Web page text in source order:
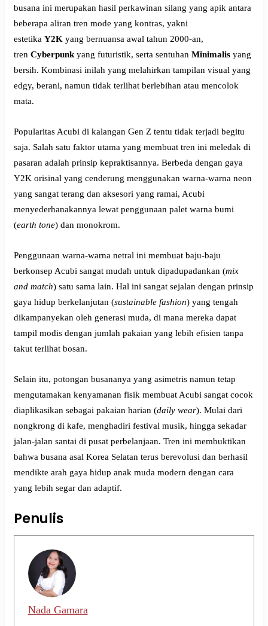
busana ini merupakan hasil perkawinan silang yang apik antara
beberapa aliran tren mode yang kontras, yakni
estetika Y2K yang bernuansa awal tahun 2000-an,
tren Cyberpunkyang futuristik, serta sentuhan Minimalis yang
bersih. Kombinasi inilah yang melahirkan tampilan visual yang
edgy, berani, namun tidak terlihat berlebihan atau mencolok
mata.
Popularitas Acubi di kalangan Gen Z tentu tidak terjadi begitu
saja. Salah satu faktor utama yang membuat tren ini meledak di
pasaran adalah prinsip kepraktisannya. Berbeda dengan gaya
Y2K orisinal yang cenderung menggunakan warna-warna neon
yang sangat terang dan aksesori yang ramai, Acubi
menyederhanakannya lewat penggunaan palet warna bumi
(earth tone) dan monokrom.
Penggunaan warna-warna netral ini membuat baju-baju
berkonsep Acubi sangat mudah untuk dipadupadankan (mix
and match) satu sama lain. Hal ini sangat sejalan dengan prinsip
gaya hidup berkelanjutan (sustainable fashion) yang tengah
dikampanyekan oleh generasi muda, di mana mereka dapat
tampil modis dengan jumlah pakaian yang lebih efisien tanpa
takut terlihat bosan.
Selain itu, potongan busananya yang asimetris namun tetap
mengutamakan kenyamanan fisik membuat Acubi sangat cocok
diaplikasikan sebagai pakaian harian (daily wear). Mulai dari
nongkrong di kafe, menghadiri festival musik, hingga sekadar
jalan-jalan santai di pusat perbelanjaan. Tren ini membuktikan
bahwa busana asal Korea Selatan terus berevolusi dan berhasil
mendikte arah gaya hidup anak muda modern dengan cara
yang lebih segar dan adaptif.
Penulis
Nada Gamara